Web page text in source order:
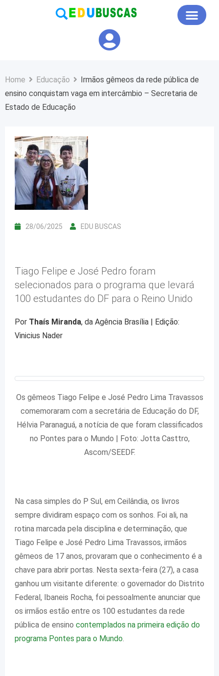
Home Educação
Irmãos gêmeos da rede pública de
ensino conquistam vaga em intercâmbio – Secretaria de
Estado de Educação
28/06/2025 EDU BUSCAS
Tiago Felipe e José Pedro foram
selecionados para o programa que levará
100 estudantes do DF para o Reino Unido
Por Thaís Miranda, da Agência Brasília | Edição:
Vinicius Nader
Os gêmeos Tiago Felipe e José Pedro Lima Travassos
comemoraram com a secretária de Educação do DF,
Hélvia Paranaguá, a notícia de que foram classificados
no Pontes para o Mundo | Foto: Jotta Casttro,
Ascom/SEEDF.
Na casa simples do P Sul, em Ceilândia, os livros
sempre dividiram espaço com os sonhos. Foi ali, na
rotina marcada pela disciplina e determinação, que
Tiago Felipe e José Pedro Lima Travassos, irmãos
gêmeos de 17 anos, provaram que o conhecimento é a
chave para abrir portas. Nesta sexta-feira (27), a casa
ganhou um visitante diferente: o governador do Distrito
Federal, Ibaneis Rocha, foi pessoalmente anunciar que
os irmãos estão entre os 100 estudantes da rede
pública de ensino contemplados na primeira edição do
programa Pontes para o Mundo